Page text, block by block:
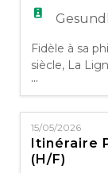
Fidèle à sa
siècle, La
de toute
l'individu
d'adressent
de soins ou
...
15/05/2026
Itinéraire
(H/F)